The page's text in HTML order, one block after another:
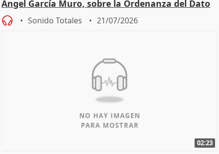
Ángel García Muro, sobre la Ordenanza del Dato
Sonido Totales 21/07/2026
02:23